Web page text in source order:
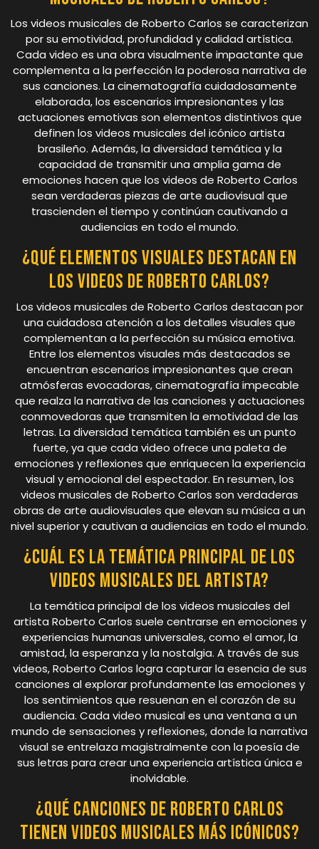
Los videos musicales de Roberto Carlos se caracterizan
por su emotividad, profundidad y calidad artística.
Cada video es una obra visualmente impactante que
complementa a la perfección la poderosa narrativa de
sus canciones. La cinematografía cuidadosamente
elaborada, los escenarios impresionantes y las
actuaciones emotivas son elementos distintivos que
definen los videos musicales del icónico artista
brasileño. Además, la diversidad temática y la
capacidad de transmitir una amplia gama de
emociones hacen que los videos de Roberto Carlos
sean verdaderas piezas de arte audiovisual que
trascienden el tiempo y continúan cautivando a
audiencias en todo el mundo.
¿Qué elementos visuales destacan en
los videos de Roberto Carlos?
Los videos musicales de Roberto Carlos destacan por
una cuidadosa atención a los detalles visuales que
complementan a la perfección su música emotiva.
Entre los elementos visuales más destacados se
encuentran escenarios impresionantes que crean
atmósferas evocadoras, cinematografía impecable
que realza la narrativa de las canciones y actuaciones
conmovedoras que transmiten la emotividad de las
letras. La diversidad temática también es un punto
fuerte, ya que cada video ofrece una paleta de
emociones y reflexiones que enriquecen la experiencia
visual y emocional del espectador. En resumen, los
videos musicales de Roberto Carlos son verdaderas
obras de arte audiovisuales que elevan su música a un
nivel superior y cautivan a audiencias en todo el mundo.
¿Cuál es la temática principal de los
videos musicales del artista?
La temática principal de los videos musicales del
artista Roberto Carlos suele centrarse en emociones y
experiencias humanas universales, como el amor, la
amistad, la esperanza y la nostalgia. A través de sus
videos, Roberto Carlos logra capturar la esencia de sus
canciones al explorar profundamente las emociones y
los sentimientos que resuenan en el corazón de su
audiencia. Cada video musical es una ventana a un
mundo de sensaciones y reflexiones, donde la narrativa
visual se entrelaza magistralmente con la poesía de
sus letras para crear una experiencia artística única e
inolvidable.
¿Qué canciones de Roberto Carlos
tienen videos musicales más icónicos?